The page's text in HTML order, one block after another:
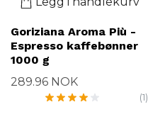
Goriziana Aroma Più -
Espresso kaffebønner
1000 g
289.96 NOK
(1)